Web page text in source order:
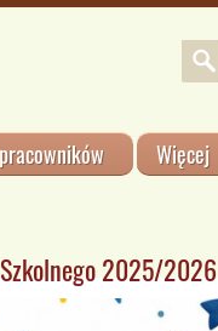
Więcej
2025/2026